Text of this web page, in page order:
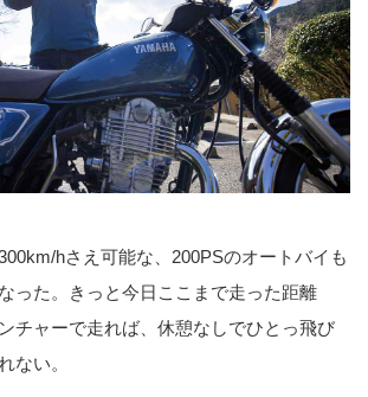
hさえ可能な、200PSのオートバイも
った。きっと今日ここまで走った距離
チャーで走れば、休憩なしでひとっ飛び
ない。